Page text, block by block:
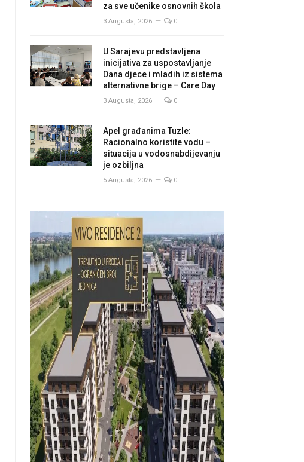
za sve učenike osnovnih škola
3 Augusta, 2026 0
U Sarajevu predstavljena
inicijativa za uspostavljanje
Dana djece i mladih iz sistema
alternativne brige – Care Day
3 Augusta, 2026 0
Apel građanima Tuzle:
Racionalno koristite vodu –
situacija u vodosnabdijevanju
je ozbiljna
5 Augusta, 2026 0